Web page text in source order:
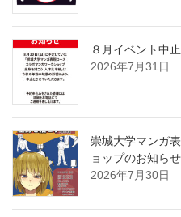
８月イベント中
2026年7月31日
崇城大学マンガ
ョップのお知らせ
2026年7月30日